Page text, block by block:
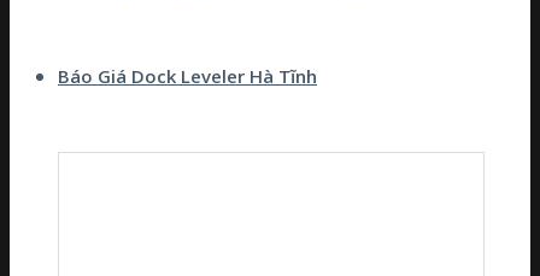
Báo Giá Dock Leveler Hà Tĩnh